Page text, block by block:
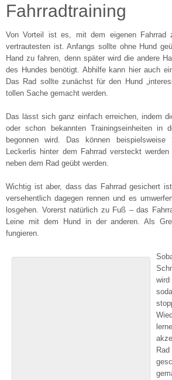
Fahrradtraining
Von Vorteil ist es, mit dem eigenen Fahrrad
vertrautesten ist. Anfangs sollte ohne Hund
Hand zu fahren, denn später wird die andere
des Hundes benötigt. Abhilfe kann hier auch
Das Rad sollte zunächst für den Hund
tollen Sache gemacht werden.
Das lässt sich ganz einfach erreichen, indem
oder schon bekannten Trainingseinheiten in
begonnen wird. Das können beispielsweise
Leckerlis hinter dem Fahrrad versteckt werden
neben dem Rad geübt werden.
Wichtig ist aber, dass das Fahrrad gesichert
versehentlich dagegen rennen und es
losgehen. Vorerst natürlich zu Fuß – das
Leine mit dem Hund in der anderen. Als
fungieren.